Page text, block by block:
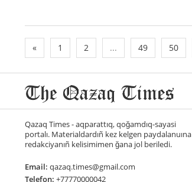
« 1 2 ... 49 50
Qazaq Times - aqparattıq, qoğamdıq-sayasi
portalı. Materialdardıñ kez kelgen paydalanuına
redakciyanıñ kelisimimen ğana jol beriledi.
Email: qazaq.times@gmail.com
Telefon: +77770000042